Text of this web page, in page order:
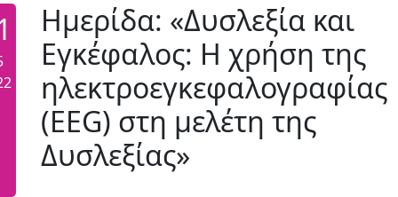
Ημερίδα: «Δυσλεξία και
Εγκέφαλος: Η χρήση της
ηλεκτροεγκεφαλογραφίας
(EEG) στη μελέτη της
Δυσλεξίας»